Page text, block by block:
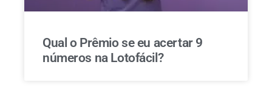
Qual o Prêmio se eu acertar 9
números na Lotofácil?